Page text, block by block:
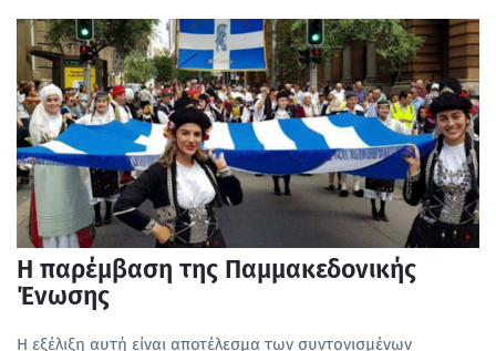
Η παρέμβαση της Παμμακεδονικής
Ένωσης
Η εξέλιξη αυτή είναι αποτέλεσμα των συντονισμένων